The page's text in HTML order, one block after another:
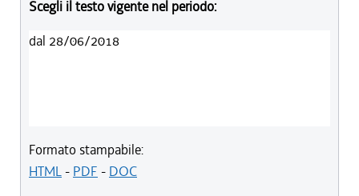
Scegli il testo vigente nel periodo:
dal 28/06/2018
Formato stampabile:
HTML- PDF - DOC